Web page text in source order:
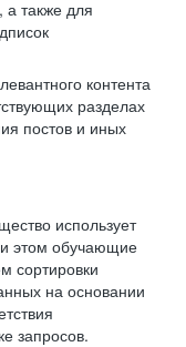
а также для
контента
разделах
постов и иных
использует
этом обучающие
сортировки
на основании
запросов.